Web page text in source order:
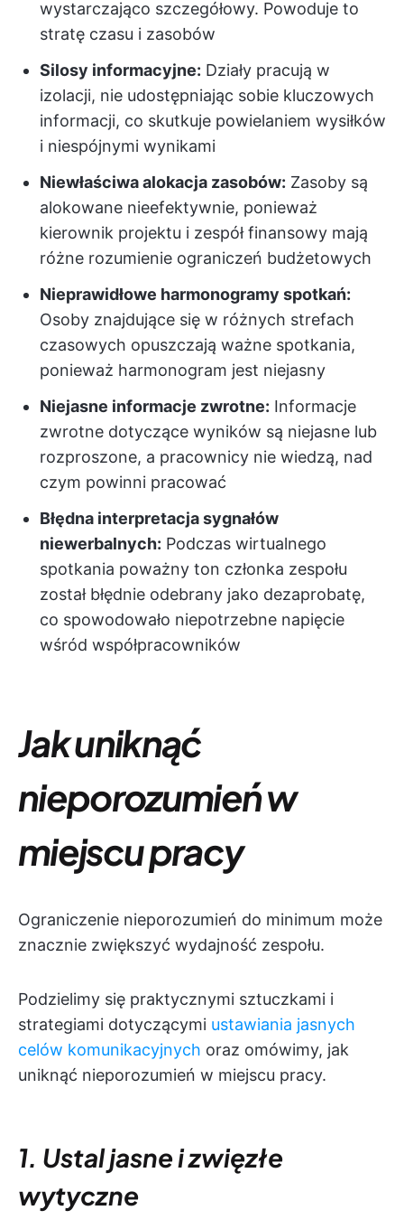
wystarczająco szczegółowy. Powoduje to
stratę czasu i zasobów
Silosy informacyjne: Działy pracują w
izolacji, nie udostępniając sobie kluczowych
informacji, co skutkuje powielaniem wysiłków
i niespójnymi wynikami
Niewłaściwa alokacja zasobów: Zasoby są
alokowane nieefektywnie, ponieważ
kierownik projektu i zespół finansowy mają
różne rozumienie ograniczeń budżetowych
Nieprawidłowe harmonogramy spotkań:
Osoby znajdujące się w różnych strefach
czasowych opuszczają ważne spotkania,
ponieważ harmonogram jest niejasny
Niejasne informacje zwrotne: Informacje
zwrotne dotyczące wyników są niejasne lub
rozproszone, a pracownicy nie wiedzą, nad
czym powinni pracować
Błędna interpretacja sygnałów
niewerbalnych: Podczas wirtualnego
spotkania poważny ton członka zespołu
został błędnie odebrany jako dezaprobatę,
co spowodowało niepotrzebne napięcie
wśród współpracowników
Jak uniknąć
nieporozumień w
miejscu pracy
Ograniczenie nieporozumień do minimum może
znacznie zwiększyć wydajność zespołu.
Podzielimy się praktycznymi sztuczkami i
strategiami dotyczącymi ustawiania jasnych
celów komunikacyjnych oraz omówimy, jak
uniknąć nieporozumień w miejscu pracy.
1. Ustal jasne i zwięzłe
wytyczne